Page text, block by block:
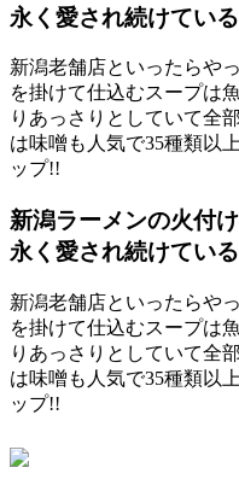
永く愛され続けてい
新潟老舗店といったらや
を掛けて仕込むスープは
りあっさりとしていて全
は味噌も人気で35種類以
ップ!!
新潟ラーメンの火付
永く愛され続けてい
新潟老舗店といったらや
を掛けて仕込むスープは
りあっさりとしていて全
は味噌も人気で35種類以
ップ!!